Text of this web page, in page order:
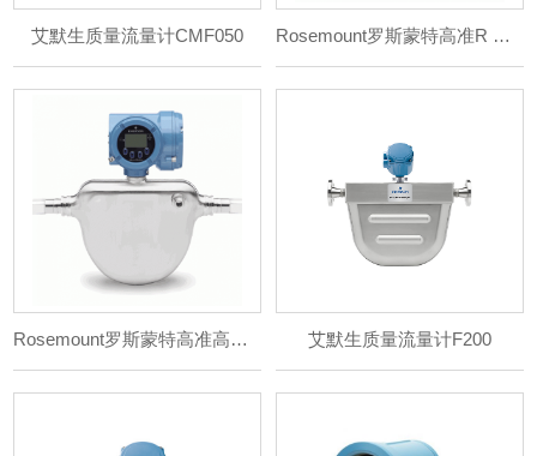
艾默生质量流量计CMF050 Rosemount罗斯蒙特高准R 系列通用型科里奥利流量
Rosemount罗斯蒙特高准高压科里奥利流量计 艾默生质量流量计F200